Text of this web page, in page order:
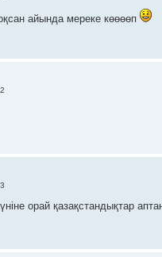
айында мереке көөөөп
орай қазақстандықтар